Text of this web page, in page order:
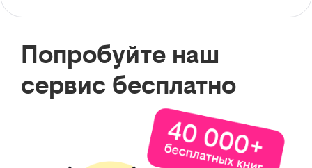
Попробуйте наш
сервис бесплатно